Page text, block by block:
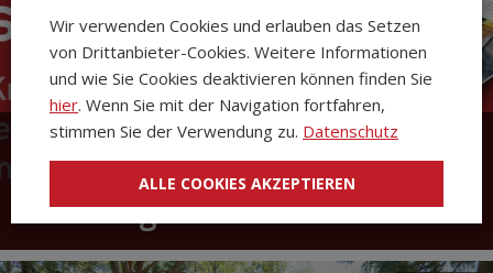
Die Kirchenzeitung Tiroler
Sonntag
Wir verwenden Cookies und erlauben das Setzen
von Drittanbieter-Cookies. Weitere Informationen
und wie Sie Cookies deaktivieren können finden Sie
hier. Wenn Sie mit der Navigation fortfahren,
stimmen Sie der Verwendung zu. Datenschutz
ALLE COOKIES AKZEPTIEREN